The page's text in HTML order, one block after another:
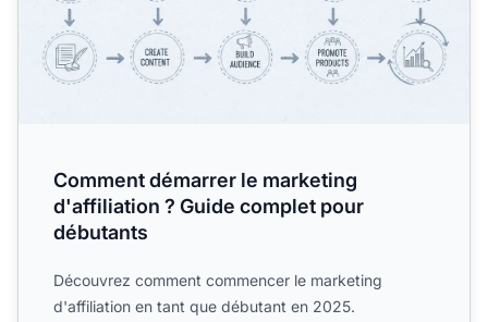
Comment démarrer le marketing
d'affiliation ? Guide complet pour
débutants
Découvrez comment commencer le marketing
d'affiliation en tant que débutant en 2025.